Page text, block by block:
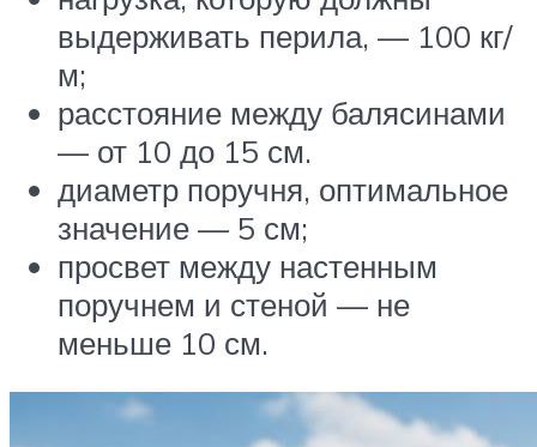
выдерживать перила, — 100 кг/
м;
расстояние между балясинами
— от 10 до 15 см.
диаметр поручня, оптимальное
значение — 5 см;
просвет между настенным
поручнем и стеной — не
меньше 10 см.